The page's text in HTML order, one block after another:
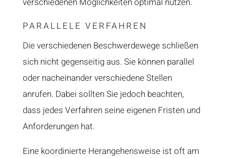
PARALLELE VERFAHREN
Die verschiedenen Beschwerdewege schließen
sich nicht gegenseitig aus. Sie können parallel
oder nacheinander verschiedene Stellen
anrufen. Dabei sollten Sie jedoch beachten,
dass jedes Verfahren seine eigenen Fristen und
Anforderungen hat.
Eine koordinierte Herangehensweise ist oft am